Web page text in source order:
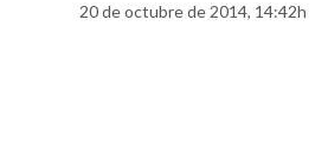
20 de octubre de 2014, 14:42h